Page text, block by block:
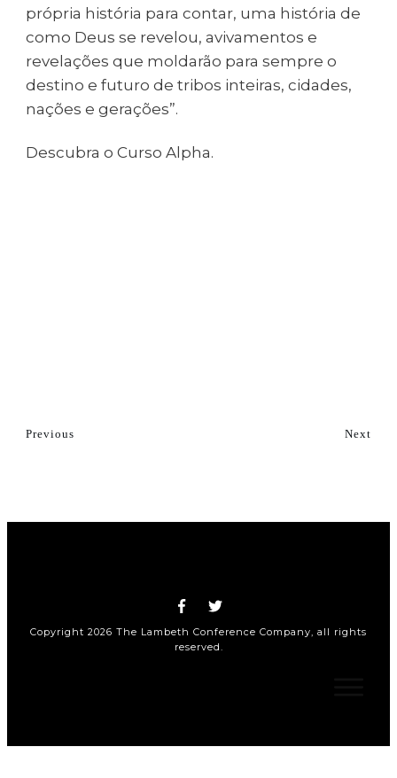
própria história para contar, uma história de
como Deus se revelou, avivamentos e
revelações que moldarão para sempre o
destino e futuro de tribos inteiras, cidades,
nações e gerações”.
Descubra o Curso Alpha.
Previous Next
Copyright 2026 The Lambeth Conference Company , all rights
reserved.